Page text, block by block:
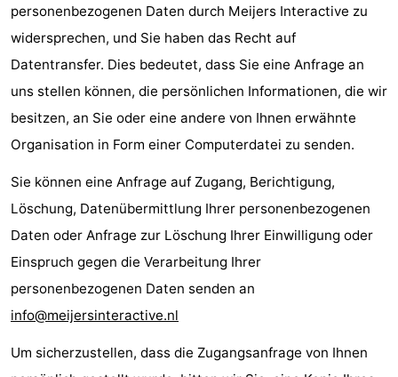
personenbezogenen Daten durch Meijers Interactive zu
widersprechen, und Sie haben das Recht auf
Datentransfer. Dies bedeutet, dass Sie eine Anfrage an
uns stellen können, die persönlichen Informationen, die wir
besitzen, an Sie oder eine andere von Ihnen erwähnte
Organisation in Form einer Computerdatei zu senden.
Sie können eine Anfrage auf Zugang, Berichtigung,
Löschung, Datenübermittlung Ihrer personenbezogenen
Daten oder Anfrage zur Löschung Ihrer Einwilligung oder
Einspruch gegen die Verarbeitung Ihrer
personenbezogenen Daten senden an
info@meijersinteractive.nl
Um sicherzustellen, dass die Zugangsanfrage von Ihnen